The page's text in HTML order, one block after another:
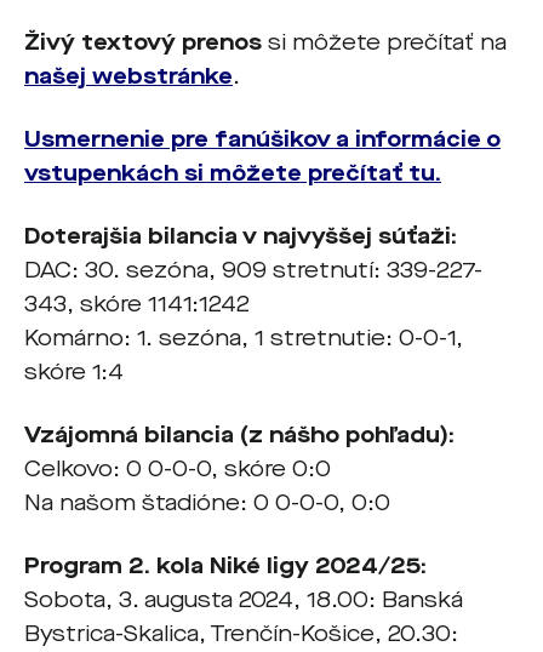
Živý textový prenos si môžete prečítať na
našej webstránke.
Usmernenie pre fanúšikov a informácie o
vstupenkách si môžete prečítať tu.
Doterajšia bilancia v najvyššej súťaži:
DAC: 30. sezóna, 909 stretnutí: 339-227-
343, skóre 1141:1242
Komárno: 1. sezóna, 1 stretnutie: 0-0-1,
skóre 1:4
Vzájomná bilancia (z nášho pohľadu):
Celkovo: 0 0-0-0, skóre 0:0
Na našom štadióne: 0 0-0-0, 0:0
Program 2. kola Niké ligy 2024/25:
Sobota, 3. augusta 2024, 18.00: Banská
Bystrica-Skalica, Trenčín-Košice, 20.30: